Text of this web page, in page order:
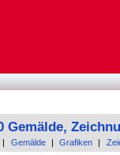
Gemälde,
Gemälde Grafiken